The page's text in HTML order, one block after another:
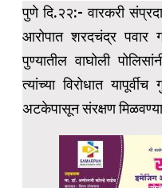
पुणे दि.२२:- वारकरी
आरोपात शरदचंद्र पवार
पुण्यातील वाघोली
त्यांच्या विरोधात
अटकेपासून संरक्षण